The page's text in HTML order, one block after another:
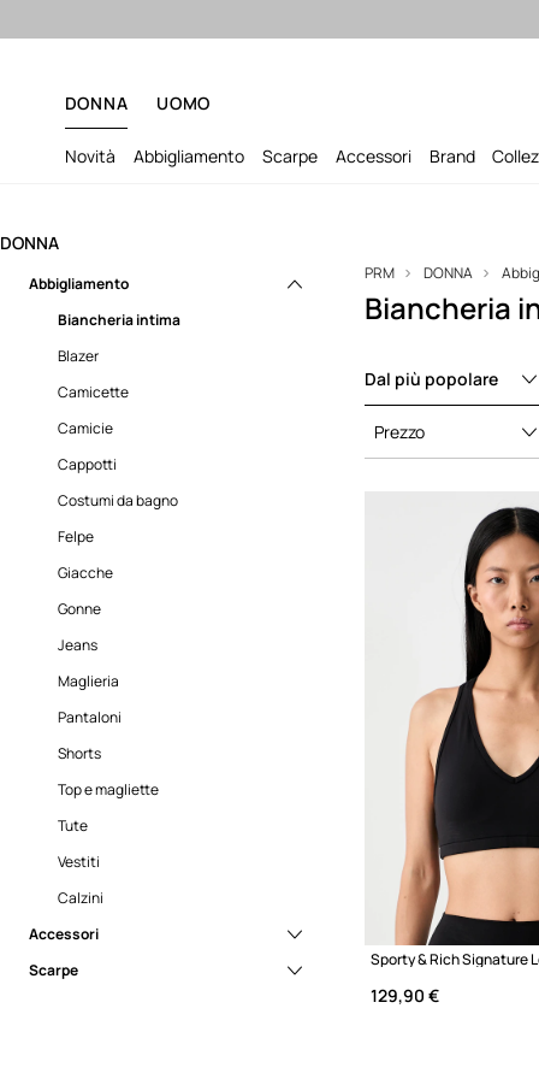
DONNA UOMO
Novità Abbigliamento Scarpe Accessori Brand
DONNA
Abbigliamento
Biancheria intima
Blazer
Camicette
Camicie
Cappotti
Costumi da bagno
Felpe
Giacche
Gonne
Jeans
Maglieria
Pantaloni
Shorts
Top e magliette
Tute
Vestiti
Calzini
Accessori
Accessori e gadget
Scarpe
PRM DONNA
Biancheria
Dal più popolare
Prezzo
Sporty & Rich Signature
129,90 €